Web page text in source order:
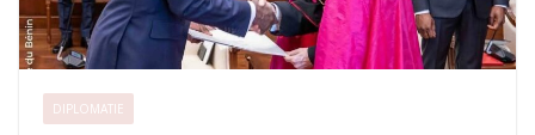
DIPLOMATIE